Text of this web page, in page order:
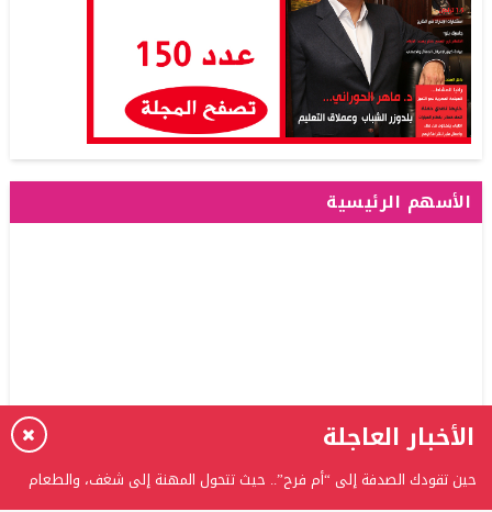
الأسهم الرئيسية
الأخبار العاجلة
حين تقودك الصدفة إلى “أم فرح”.. حيث تتحول المهنة إلى شغف، والطعام